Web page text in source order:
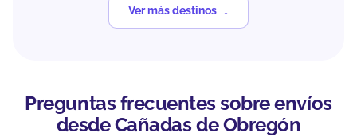
Ver más destinos
Preguntas frecuentes sobre envíos
desde Cañadas de Obregón